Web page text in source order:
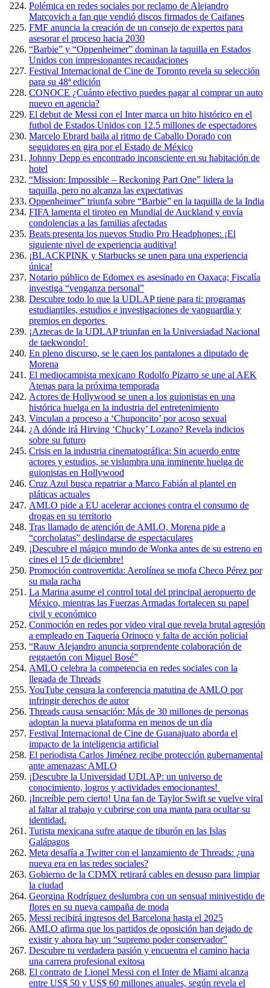
Polémica en redes sociales por reclamo de Alejandro
Marcovich a fan que vendió discos firmados de Caifanes
FMF anuncia la creación de un consejo de expertos para
asesorar el proceso hacia 2030
“Barbie” y “Oppenheimer” dominan la taquilla en Estados
Unidos con impresionantes recaudaciones
Festival Internacional de Cine de Toronto revela su selección
para su 48ª edición
CONOCE ¿Cuánto efectivo puedes pagar al comprar un auto
nuevo en agencia?
El debut de Messi con el Inter marca un hito histórico en el
futbol de Estados Unidos con 12.5 millones de espectadores
Marcelo Ebrard baila al ritmo de Caballo Dorado con
seguidores en gira por el Estado de México
Johnny Depp es encontrado inconsciente en su habitación de
hotel
“Mission: Impossible – Reckoning Part One” lidera la
taquilla, pero no alcanza las expectativas
Oppenheimer” triunfa sobre “Barbie” en la taquilla de la India
FIFA lamenta el tiroteo en Mundial de Auckland y envía
condolencias a las familias afectadas
Beats presenta los nuevos Studio Pro Headphones: ¡El
siguiente nivel de experiencia auditiva!
¡BLACKPINK y Starbucks se unen para una experiencia
única!
Notario público de Edomex es asesinado en Oaxaca; Fiscalía
investiga “venganza personal”
Descubre todo lo que la UDLAP tiene para ti: programas
estudiantiles, estudios e investigaciones de vanguardia y
premios en deportes
¡Aztecas de la UDLAP triunfan en la Universiadad Nacional
de taekwondo!
En pleno discurso, se le caen los pantalones a diputado de
Morena
El mediocampista mexicano Rodolfo Pizarro se une al AEK
Atenas para la próxima temporada
Actores de Hollywood se unen a los guionistas en una
histórica huelga en la industria del entretenimiento
Vinculan a proceso a ‘Chuponcito’ por acoso sexual
¿A dónde irá Hirving ‘Chucky’ Lozano? Revela indicios
sobre su futuro
Crisis en la industria cinematográfica: Sin acuerdo entre
actores y estudios, se vislumbra una inminente huelga de
guionistas en Hollywood
Cruz Azul busca repatriar a Marco Fabián al plantel en
pláticas actuales
AMLO pide a EU acelerar acciones contra el consumo de
drogas en su territorio
Tras llamado de atención de AMLO, Morena pide a
“corcholatas” deslindarse de espectaculares
¡Descubre el mágico mundo de Wonka antes de su estreno en
cines el 15 de diciembre!
Promoción controvertida: Aerolínea se mofa Checo Pérez por
su mala racha
La Marina asume el control total del principal aeropuerto de
México, mientras las Fuerzas Armadas fortalecen su papel
civil y económico
Conmoción en redes por video viral que revela brutal agresión
a empleado en Taquería Orinoco y falta de acción policial
“Rauw Alejandro anuncia sorprendente colaboración de
reggaetón con Miguel Bosé”
AMLO celebra la competencia en redes sociales con la
llegada de Threads
YouTube censura la conferencia matutina de AMLO por
infringir derechos de autor
Threads causa sensación: Más de 30 millones de personas
adoptan la nueva plataforma en menos de un día
Festival Internacional de Cine de Guanajuato aborda el
impacto de la inteligencia artificial
El periodista Carlos Jiménez recibe protección gubernamental
ante amenazas: AMLO
¡Descubre la Universidad UDLAP: un universo de
conocimiento, logros y actividades emocionantes!
¡Increíble pero cierto! Una fan de Taylor Swift se vuelve viral
al faltar al trabajo y cubrirse con una manta para ocultar su
identidad.
Turista mexicana sufre ataque de tiburón en las Islas
Galápagos
Meta desafía a Twitter con el lanzamiento de Threads: ¿una
nueva era en las redes sociales?
Gobierno de la CDMX retirará cables en desuso para limpiar
la ciudad
Georgina Rodríguez deslumbra con un sensual minivestido de
flores en su nueva campaña de moda
Messi recibirá ingresos del Barcelona hasta el 2025
AMLO afirma que los partidos de oposición han dejado de
existir y ahora hay un “supremo poder conservador”
Descubre tu verdadera pasión y encuentra el camino hacia
una carrera profesional exitosa
El contrato de Lionel Messi con el Inter de Miami alcanza
entre US$ 50 y US$ 60 millones anuales, según revela el